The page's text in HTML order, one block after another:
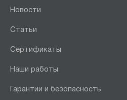
Новости
Статьи
Сертификаты
Наши работы
Гарантии и безопасность